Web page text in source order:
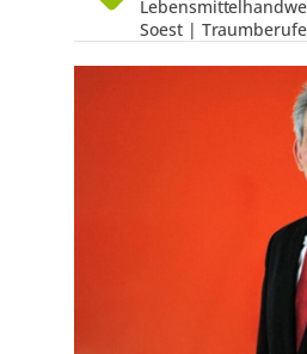
Soest |